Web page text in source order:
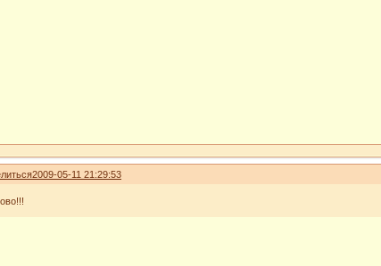
2009-05-11 21:29:53